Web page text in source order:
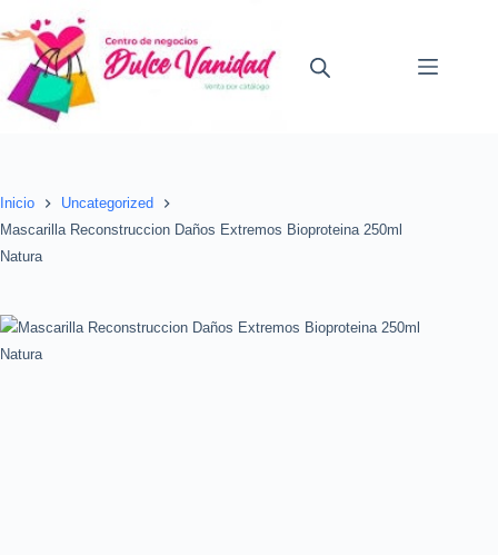
al
contenido
Inicio
Uncategorized
Mascarilla Reconstruccion Daños Extremos Bioproteina 250ml
Natura